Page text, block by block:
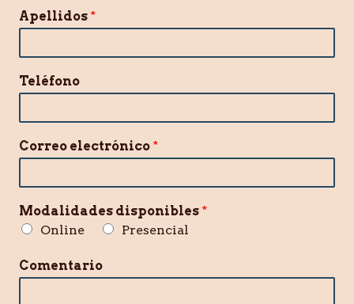
Apellidos *
Teléfono
Correo electrónico *
Modalidades disponibles *
Online
Presencial
Comentario